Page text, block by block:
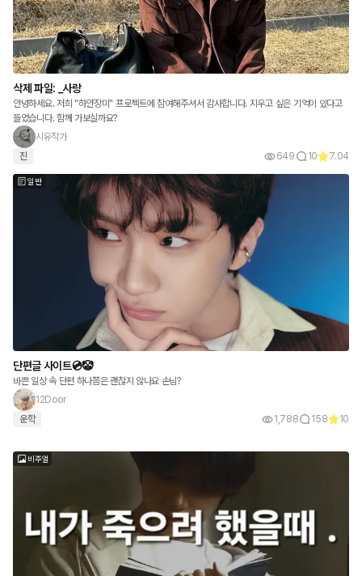
삭제 파일: _사랑
안녕하세요. 저희 "하얀장미" 프로젝트에 참여해주셔서 감사합니다. 지우고 싶은 기억이 있다고
들었습니다. 함께 가보실까요?
시유작가
진
649 10 7.04
일반
단편글 사이트💿🤡
바쁜 일상 속 단편 하나쯤은 괜찮지 않나요 손님?
12Door
운학
1,788 158 10
비주얼